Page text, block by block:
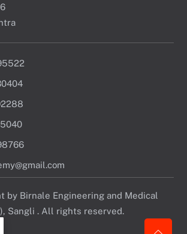
by Birnale Engineering and Medical
Sangli . All rights reserved.